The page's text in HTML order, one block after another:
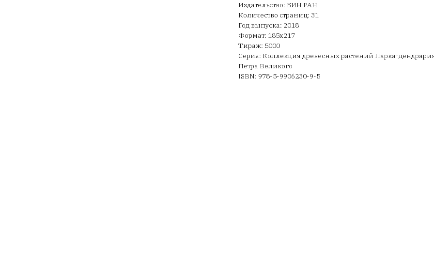
Издательство: БИН РАН
Количество страниц: 31
Год выпуска: 2018
Формат: 185х217
Тираж: 5000
Серия: Коллекция древесных растений Парка-
Петра Великого
ISBN: 978-5-9906230-9-5